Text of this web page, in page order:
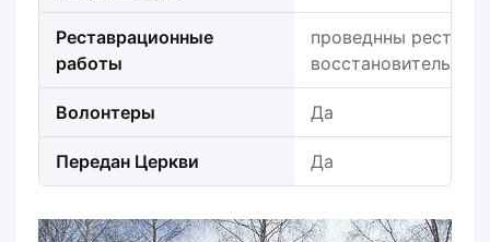
Реставрационные
работы
проведнны
Волонтеры Да
Передан Церкви Да